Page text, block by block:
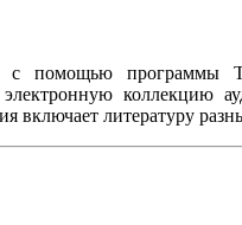
с помощью
электронную коллекцию
литературу